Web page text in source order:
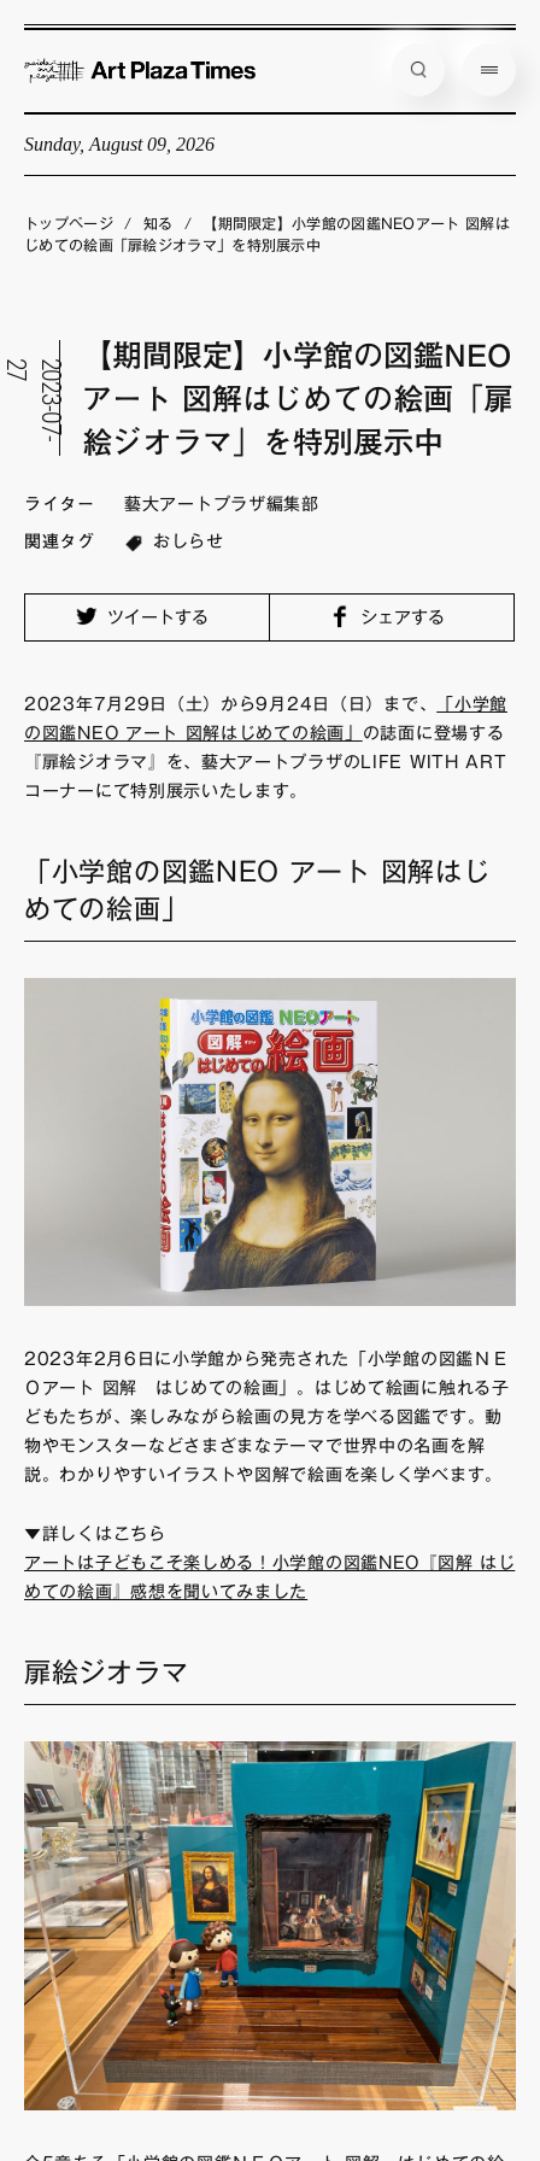
Sunday, August 09, 2026
企画展情報
アーティスト
店舗からのお知らせ
公式通販
トップページ / 知る /
【期間限定】小学館の図鑑NEOアート 図解は
じめての絵画「扉絵ジオラマ」を特別展示中
2
0
2
3
-
0
7
-
2
7
【期間限定】小学館の図鑑NEO
アート 図解はじめての絵画「扉
絵ジオラマ」を特別展示中
ライター 藝大アートプラザ編集部
関連タグ おしらせ
ツイートする シェアする
2023年7月29日（土）から9月24日（日）まで、
「小学館
の図鑑NEO アート 図解はじめての絵画」 の誌面に登場する
『扉絵ジオラマ』を、藝大アートプラザのLIFE WITH ART
コーナーにて特別展示いたします。
「小学館の図鑑NEO アート 図解はじ
めての絵画」
2023年2月6日に小学館から発売された「小学館の図鑑ＮＥ
Ｏアート 図解 はじめての絵画」。はじめて絵画に触れる子
どもたちが、楽しみながら絵画の見方を学べる図鑑です。動
物やモンスターなどさまざまなテーマで世界中の名画を解
説。わかりやすいイラストや図解で絵画を楽しく学べます。
▼詳しくはこちら
アートは子どもこそ楽しめる！小学館の図鑑NEO『図解 はじ
めての絵画』感想を聞いてみました
扉絵ジオラマ